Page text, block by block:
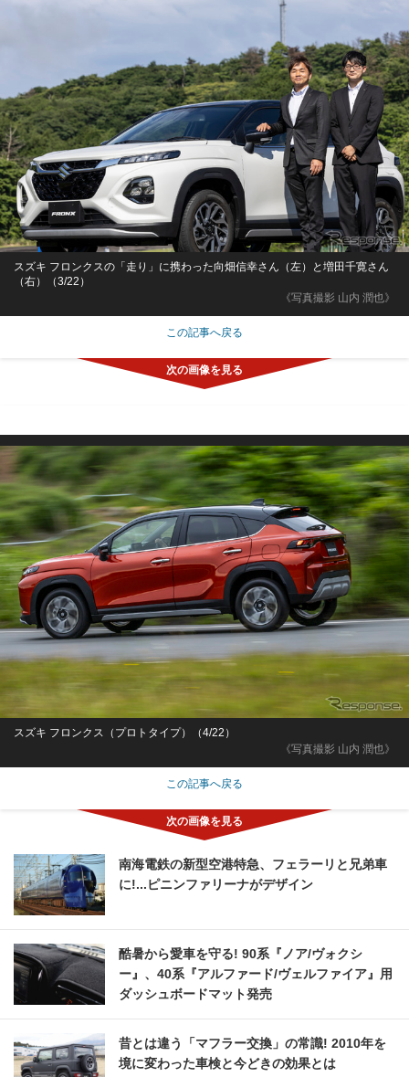
《写真撮影 山内 潤也》
スズキ フロンクスの「走り」に携わった向畑信幸さん（左）と増田千寛さん
（右）（3/22）
この記事へ戻る
《写真撮影 山内 潤也》
スズキ フロンクス（プロトタイプ）（4/22）
この記事へ戻る
南海電鉄の新型空港特急、フェラーリと兄弟車
に!...ピニンファリーナがデザイン
酷暑から愛車を守る! 90系『ノア/ヴォクシ
ー』、40系『アルファード/ヴェルファイア』用
ダッシュボードマット発売
昔とは違う「マフラー交換」の常識! 2010年を
境に変わった車検と今どきの効果とは